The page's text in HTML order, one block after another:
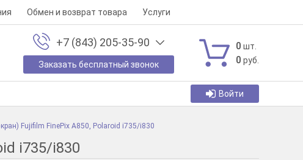
Обмен и возврат товара Услуги
+7 (843) 205-35-90
Заказать бесплатный звонок
0 шт.
0 руб.
Войти
Fujifilm FinePix A850, Polaroid i735/i830
i735/i830